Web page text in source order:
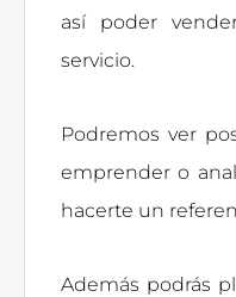
así poder
servicio.
Podremos ver
emprender o
hacerte un
Además podrás